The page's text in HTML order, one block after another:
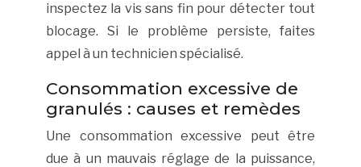
inspectez la vis sans fin pour détecter tout
blocage. Si le problème persiste, faites
appel à un technicien spécialisé.
Consommation excessive de
granulés : causes et remèdes
Une consommation excessive peut être
due à un mauvais réglage de la puissance,